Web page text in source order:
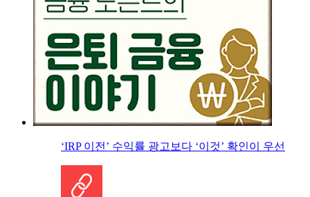
‘IRP 이전’ 수익률 광고보다 ‘이것’ 확인이 우선